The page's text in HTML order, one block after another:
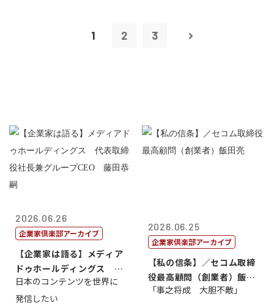
1 2 3
2026.06.26
企業家倶楽部アーカイブ
【企業家は語る】メディア
ドゥホールディングス 代
表取締役社長...
日本のコンテンツを世界に
発信したい
2026.06.25
企業家倶楽部アーカイブ
【私の信条】／セコム取締
役最高顧問（創業者）飯田
亮
「事之将成 大胆不敵」